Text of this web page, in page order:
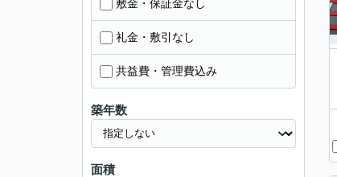
敷金・保証金なし
礼金・敷引なし
共益費・管理費込み
築年数
面積